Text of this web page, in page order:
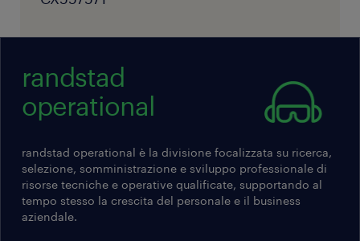
randstad
operational
randstad operational è la divisione focalizzata su ricerca,
selezione, somministrazione e sviluppo professionale di
risorse tecniche e operative qualificate, supportando al
tempo stesso la crescita del personale e il business
aziendale.